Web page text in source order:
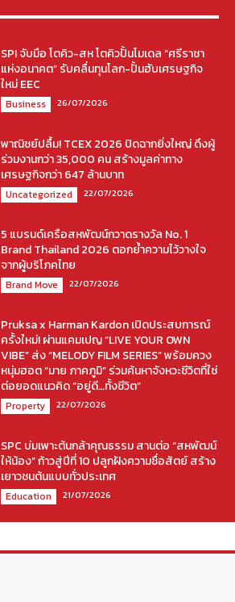
SPI จับมือ โตคิว-สห โตคิวปั้นโมเดล “ศรีราชา
แห่งอนาคต” รับคลื่นทุนโลก-ปั้นฮับเศรษฐกิจ
ใหม่ EEC
Business 26/07/2026
พาณิชย์ปลื้ม! TCEX 2026 ปิดฉากยิ่งใหญ่ ดึงผู้
ร่วมงานกว่า 35,000 คน สร้างมูลค่าทาง
เศรษฐกิจกว่า 647 ล้านบาท
Uncategorized 22/07/2026
5 แบรนด์เครือสหพัฒน์กวาดรางวัล No. 1
Brand Thailand 2026 ตอกย้ำความไว้วางใจ
จากผู้บริโภคไทย
Brand Move 22/07/2026
Pruksa x Harman Kardon เปิดประสบการณ์
ครั้งใหม่! ผ่านแคมเปญ “LIVE YOUR OWN
VIBE” ส่ง “MELODY FILM SERIES” พร้อมควง
หนุ่มฮอต “มาย ภาคภูมิ” ร่วมค้นหาจังหวะชีวิตที่ใช่
ต่อยอดแนวคิด “อยู่ดี…ทั้งชีวิต”
Property 22/07/2026
SPC บ่มเพาะต้นกล้าคุณธรรม สานต่อ “สหพัฒน์
ให้น้อง” ก้าวสู่ปีที่ 10 ปลูกฝังความซื่อสัตย์ สร้าง
เยาวชนต้นแบบทั่วประเทศ
Education 21/07/2026